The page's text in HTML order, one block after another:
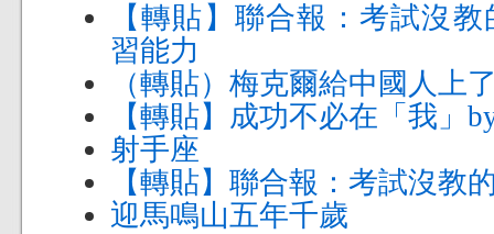
【轉貼】聯合報：考試沒
習能力
（轉貼）梅克爾給中國人上
【轉貼】成功不必在「我」
射手座
【轉貼】聯合報：考試沒教
迎馬鳴山五年千歲